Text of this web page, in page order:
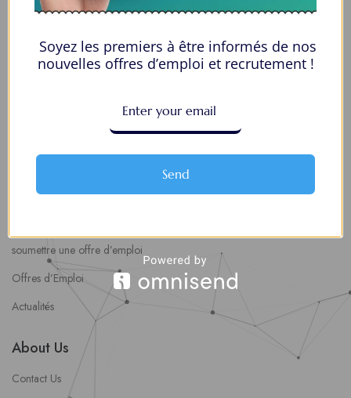
Alertes d’Emploi
Mes Favoris
Postuler en ligne : 5 erreurs courantes à éviter pour maximiser vos
8 Décisions Importantes Pour Ne Pas Vivre Avec Des Regrets
Espace Employeurs
Parcourirs les employeurs
soumettre une offre d’emploi
Offres d’Emploi
Actualités
About Us
Contact Us
Soyez les premiers à être informés de nos
nouvelles offres d’emploi et recrutement !
Send